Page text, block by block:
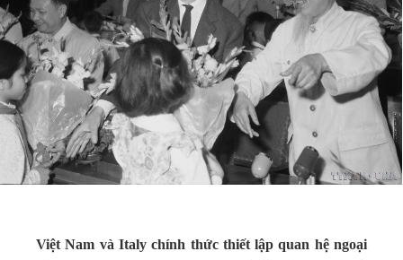
Việt Nam và Italy chính thức thiết lập quan hệ ngoại